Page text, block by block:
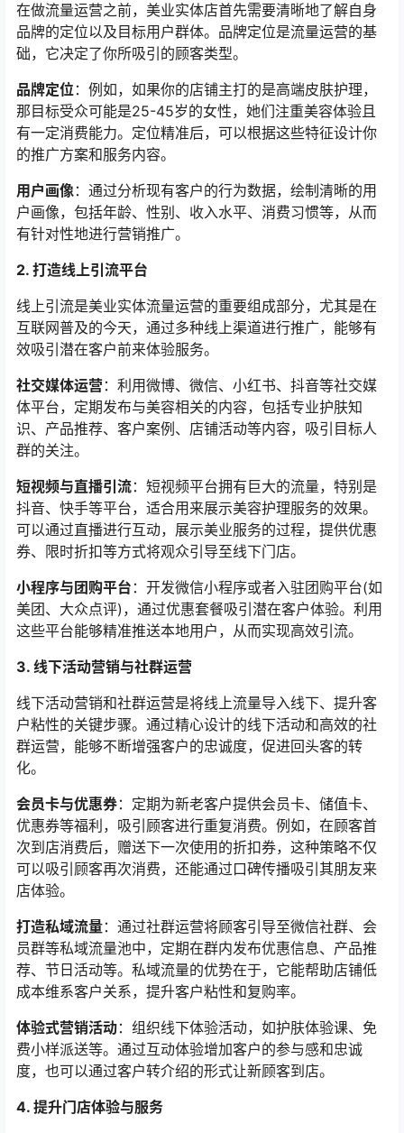
在做流量运营之前，美业实体店首先需要清晰地了解自身
品牌的定位以及目标用户群体。品牌定位是流量运营的基
础，它决定了你所吸引的顾客类型。
品牌定位：例如，如果你的店铺主打的是高端皮肤护理，
那目标受众可能是25-45岁的女性，她们注重美容体验且
有一定消费能力。定位精准后，可以根据这些特征设计你
的推广方案和服务内容。
用户画像：通过分析现有客户的行为数据，绘制清晰的用
户画像，包括年龄、性别、收入水平、消费习惯等，从而
有针对性地进行营销推广。
2. 打造线上引流平台
线上引流是美业实体流量运营的重要组成部分，尤其是在
互联网普及的今天，通过多种线上渠道进行推广，能够有
效吸引潜在客户前来体验服务。
社交媒体运营：利用微博、微信、小红书、抖音等社交媒
体平台，定期发布与美容相关的内容，包括专业护肤知
识、产品推荐、客户案例、店铺活动等内容，吸引目标人
群的关注。
短视频与直播引流：短视频平台拥有巨大的流量，特别是
抖音、快手等平台，适合用来展示美容护理服务的效果。
可以通过直播进行互动，展示美业服务的过程，提供优惠
券、限时折扣等方式将观众引导至线下门店。
小程序与团购平台 ：开发微信小程序或者入驻团购平台(如
美团、大众点评)，通过优惠套餐吸引潜在客户体验。利用
这些平台能够精准推送本地用户，从而实现高效引流。
3. 线下活动营销与社群运营
线下活动营销和社群运营是将线上流量导入线下、提升客
户粘性的关键步骤。通过精心设计的线下活动和高效的社
群运营，能够不断增强客户的忠诚度，促进回头客的转
化。
会员卡与优惠券：定期为新老客户提供会员卡、储值卡、
优惠券等福利，吸引顾客进行重复消费。例如，在顾客首
次到店消费后，赠送下一次使用的折扣券，这种策略不仅
可以吸引顾客再次消费，还能通过口碑传播吸引其朋友来
店体验。
打造私域流量：通过社群运营将顾客引导至微信社群、会
员群等私域流量池中，定期在群内发布优惠信息、产品推
荐、节日活动等。私域流量的优势在于，它能帮助店铺低
成本维系客户关系，提升客户粘性和复购率。
体验式营销活动：组织线下体验活动，如护肤体验课、免
费小样派送等。通过互动体验增加客户的参与感和忠诚
度，也可以通过客户转介绍的形式让新顾客到店。
4. 提升门店体验与服务